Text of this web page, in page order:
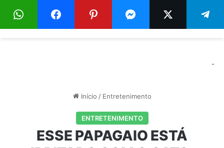
Menu
-
Início / Entretenimento
ENTRETENIMENTO
ESSE PAPAGAIO ESTÁ